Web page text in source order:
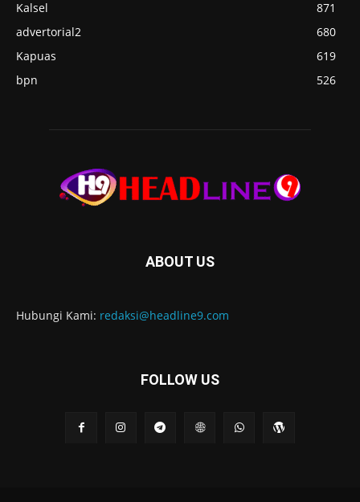
Kalsel
871
advertorial2
680
Kapuas
619
bpn
526
ABOUT US
Hubungi Kami: redaksi@headline9.com
FOLLOW US